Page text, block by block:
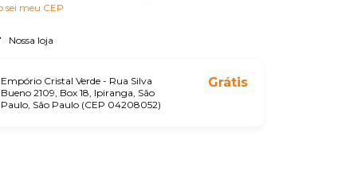
sei meu CEP
Nossa loja
Empório Cristal Verde - Rua Silva
Bueno 2109, Box 18, Ipiranga, São
Paulo, São Paulo (CEP 04208052)
Grátis